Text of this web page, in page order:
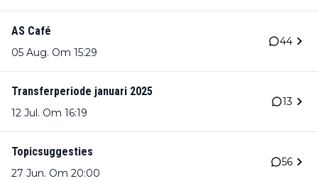
AS Café
05 Aug. Om 15:29
44
Transferperiode januari 2025
12 Jul. Om 16:19
13
Topicsuggesties
27 Jun. Om 20:00
56